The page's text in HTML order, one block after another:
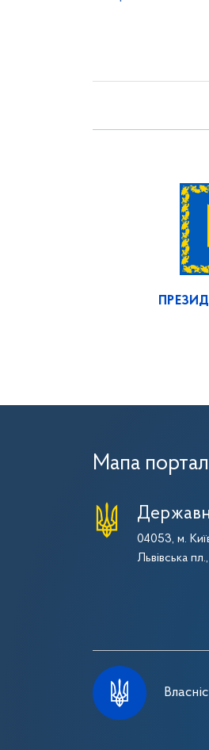
Мапа
04053, м.
Львівська